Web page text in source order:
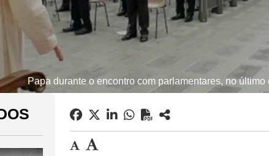
Papa durante o encontro com parlamentares, no